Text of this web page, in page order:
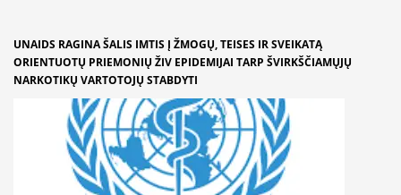
UNAIDS RAGINA ŠALIS IMTIS Į ŽMOGŲ, TEISES IR SVEIKATĄ
ORIENTUOTŲ PRIEMONIŲ ŽIV EPIDEMIJAI TARP ŠVIRKŠČIAMŲJŲ
NARKOTIKŲ VARTOTOJŲ STABDYTI